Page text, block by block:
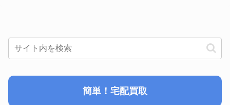
簡単！宅配買取